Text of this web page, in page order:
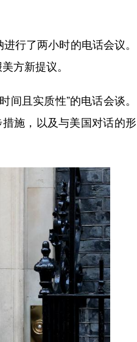
行了两小时的电话会议。
方新提议。
且实质性”的电话会谈。
施，以及与美国对话的形